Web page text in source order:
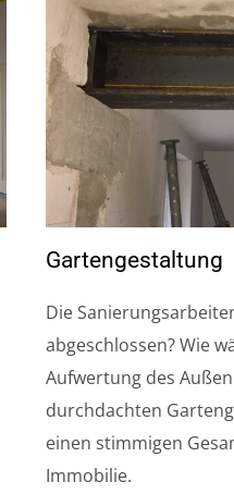
Gartengestaltung
Die
abgeschlossen? Wie
Aufwertung des
durchdachten
einen stimmigen
Immobilie.